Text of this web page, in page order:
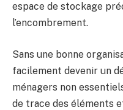
espace de stockage
l’encombrement.
Sans une bonne
facilement devenir un
ménagers non
de trace des éléments